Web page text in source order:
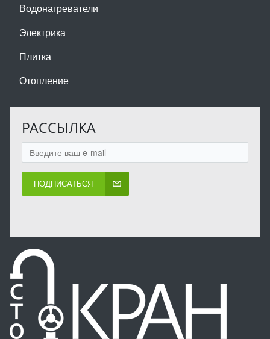
Водонагреватели
Электрика
Плитка
Отопление
РАССЫЛКА
ПОДПИСАТЬСЯ